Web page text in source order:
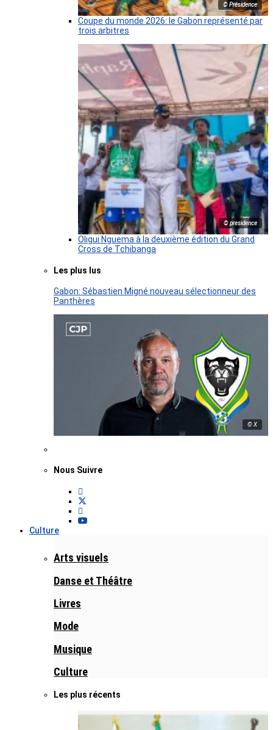
© Présidence
Coupe du monde 2026: le Gabon représenté par
trois arbitres
© presidence
Oligui Nguema à la deuxième édition du Grand
Cross de Tchibanga
Les plus lus
Gabon: Sébastien Migné nouveau sélectionneur des
Panthères
© X
Nous Suivre
Culture
Arts visuels
Danse et Théâtre
Livres
Mode
Musique
Culture
Les plus récents